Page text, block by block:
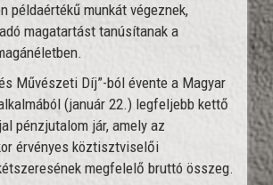
példaértékű munkát végeznek,
magatartást tanúsítanak a
Művészeti Díj”-ból évente a Magyar
(január 22.) legfeljebb kettő
pénzjutalom jár, amely az
érvényes köztisztviselői
megfelelő bruttó összeg.